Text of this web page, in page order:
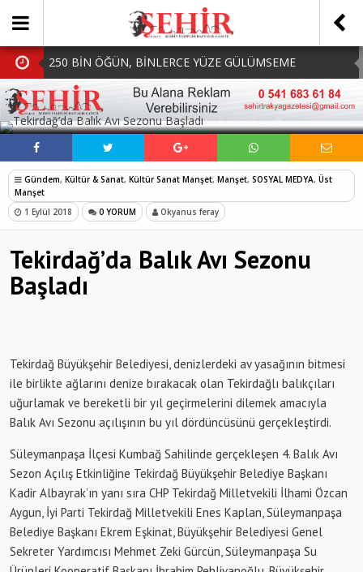
250 BİN ÖĞÜN, BİNLERCE YÜZE GÜLÜMSEME
BAŞKAN MÜGE YILDIZ TOPAK: ‘SOSYAL
BELEDİYECİLİKTE HİÇBİR HEMŞERİMİZİ YALNIZ
BIRAKMIYORUZ!’
MHP Çorlu İlçe Teşkilatında Yeni Dönem Başladı:
Mazbatalar Alındı
Dolu Vurdu, Büyükşehir Üreticiyi Yalnız Bırakmadı
BÜYÜTÜYORUZ!
SOSYAL MEDYADA PAYLAŞ
Gündem, Kültür & Sanat, Kültür Sanat Manşet, Manşet, SOSYAL MEDYA, Üst
Manşet
1 Eylül 2018
0 YORUM Okyanus feray
Tekirdağ’da Balık Avı Sezonu
Başladı
Tekirdağ Büyükşehir Belediyesi, denizlerdeki av yasağının bitmesi
ile birlikte ağlarını denize bırakacak olan Tekirdağlı balıkçıları
uğurlamak ve bereketli bir yıl geçirmelerini dilemek amacıyla
Balık Avı Sezonu açılışının bu yıl dördüncüsünü gerçekleştirdi.
Süleymanpaşa İlçesi Kumbağ Sahilinde gerçekleşen 4. Balık Avı
Sezon Açılış Etkinliğine Tekirdağ Büyükşehir Belediye Başkanı
Kadir Albayrak’ın yanı sıra CHP Tekirdağ Milletvekili İlhami Özcan
Aygun, İyi Parti Tekirdağ Milletvekili Enes Kaplan, Süleymanpaşa
Belediye Başkanı Ekrem Eşkinat, Büyükşehir Belediyesi Genel
Sekreter Yardımcısı Mehmet Zeki Gürcün, Süleymanpaşa Su